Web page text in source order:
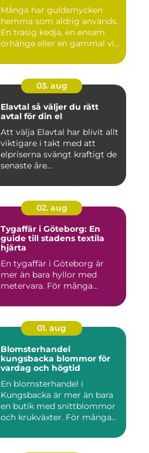
Många har guldsmycken
hemma som aldrig används.
En trasig kedja, en ensam
örhänge eller en gammal vi...
03. aug
Elavtal så väljer du rätt
avtal för din el
Att välja Elavtal har blivit allt
viktigare i takt med att
elpriserna svängt kraftigt de
senaste åre...
02. aug
Tygaffär i Göteborg: En
guide till stadens textila
hjärta
En tygaffär i Göteborg är
mer än bara hyllor med
metervara. För många...
01. aug
Blomsterhandel
kungsbacka blommor för
vardag och högtid
En blomsterhandel i
Kungsbacka är mer än bara
en butik med snittblommor
och krukväxter. För många